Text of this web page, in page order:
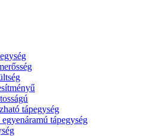
tápegység
tápegység